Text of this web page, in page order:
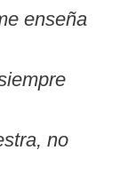
enseña
no